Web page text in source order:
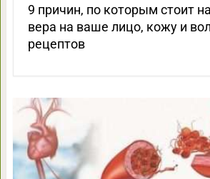
9 причин, по которым стоит
вера на ваше лицо, кожу и
рецептов